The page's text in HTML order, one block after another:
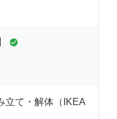
check_circle
立て・解体（IKEA